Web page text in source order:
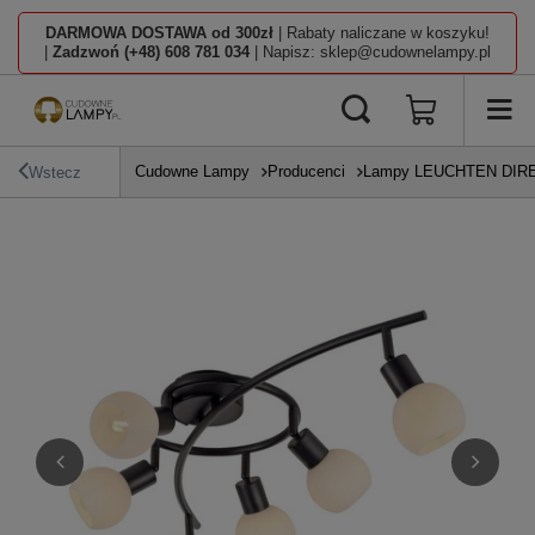
DARMOWA DOSTAWA od 300zł | Rabaty naliczane w koszyku!
Zadzwoń (+48) 608 781 034 | Napisz: sklep@cudownelampy.pl
Wstecz Cudowne Lampy Producenci Lampy LEUCHTEN